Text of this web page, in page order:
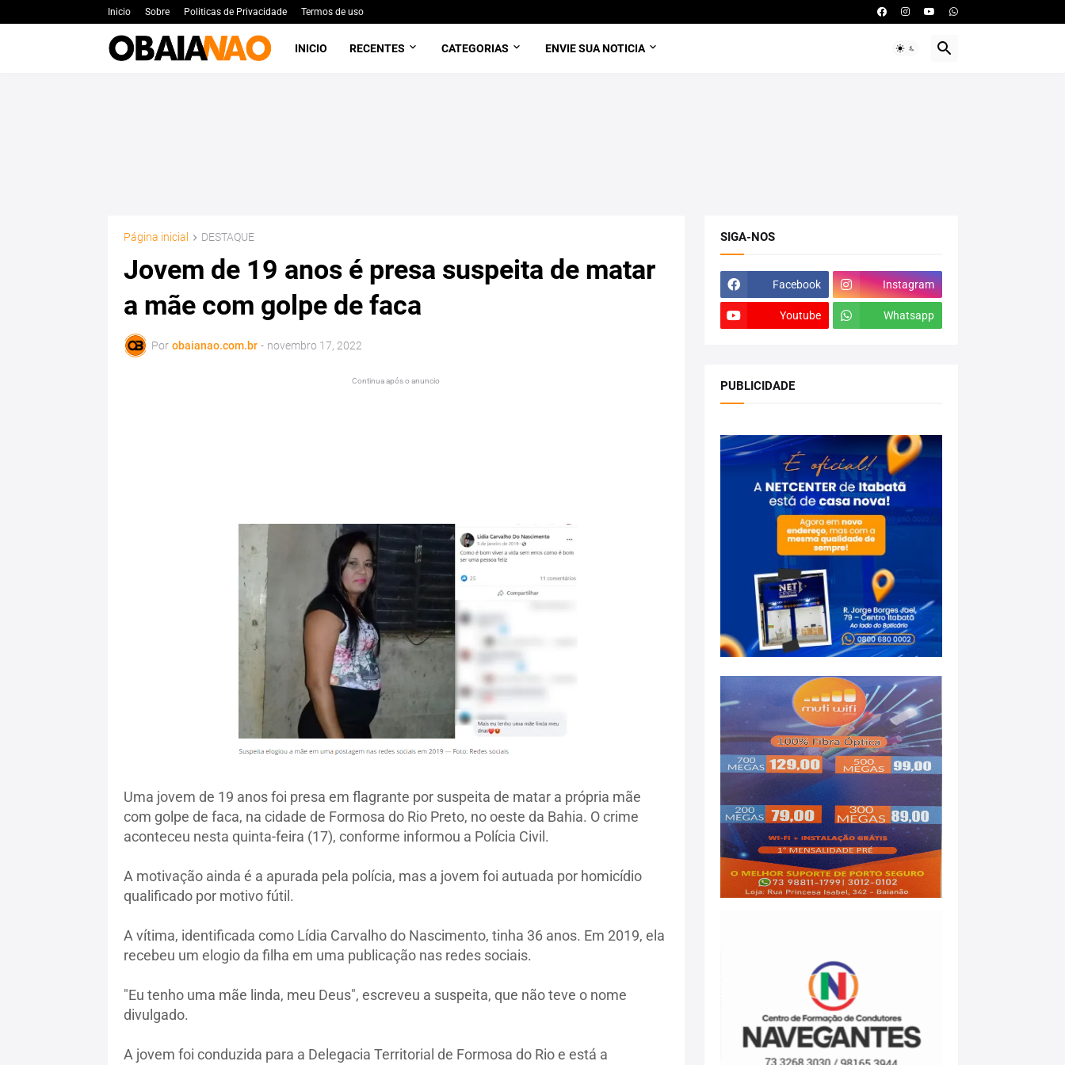
Inicio Sobre Politicas de Privacidade Termos de uso
INICIO RECENTES CATEGORIAS ENVIE SUA NOTICIA
Página inicial DESTAQUE
Jovem de 19 anos é presa suspeita de matar
a mãe com golpe de faca
Por obaianao.com.br - novembro 17, 2022
Continua após o anuncio
Uma jovem de 19 anos foi presa em flagrante por suspeita de matar a própria mãe
com golpe de faca, na cidade de Formosa do Rio Preto, no oeste da Bahia. O crime
aconteceu nesta quinta-feira (17), conforme informou a Polícia Civil.
A motivação ainda é a apurada pela polícia, mas a jovem foi autuada por homicídio
qualificado por motivo fútil.
A vítima, identificada como Lídia Carvalho do Nascimento, tinha 36 anos. Em 2019, ela
recebeu um elogio da filha em uma publicação nas redes sociais.
"Eu tenho uma mãe linda, meu Deus", escreveu a suspeita, que não teve o nome
divulgado.
A jovem foi conduzida para a Delegacia Territorial de Formosa do Rio e está a
SIGA-NOS
Facebook Instagram
Youtube Whatsapp
PUBLICIDADE